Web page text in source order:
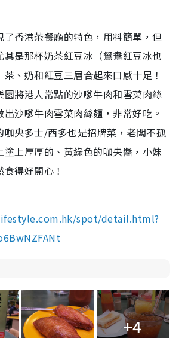
了香港茶餐廳的特色，用料簡單，但
其是那杯奶茶紅豆冰（鴛鴦紅豆冰也
、奶和紅豆三層合起來口感十足！
園將港人常點的沙嗲牛肉和雪菜肉絲
出沙嗲牛肉雪菜肉絲麵，非常好吃。
咖央多士/西多也是招牌菜，老闆不孤
塗上厚厚的、黃綠色的咖央醬，小妹
得好開心！
spot/detail.html?
+4